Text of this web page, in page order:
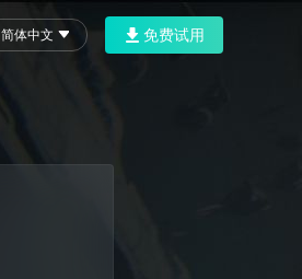
简体中文 免费试用